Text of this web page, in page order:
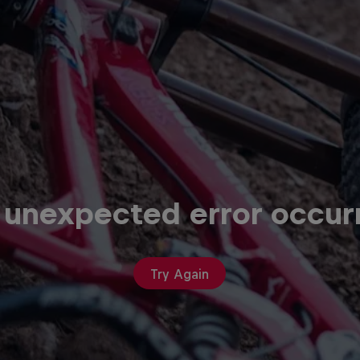
error
Try Again